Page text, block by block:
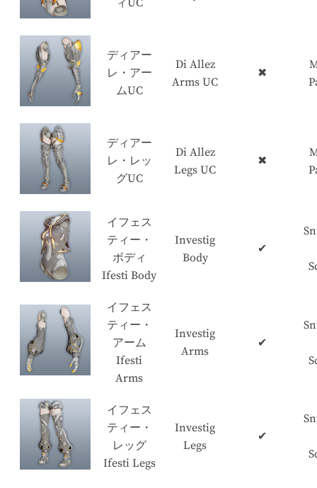
ディアー
レ・アー
ムUC
Di Allez
Arms UC
✖
ディアー
レ・レッ
グUC
Di Allez
Legs UC
✖
イフェス
ティー・
ボディ
Ifesti Body
Investig
Body
✔
イフェス
ティー・
アーム
Ifesti
Arms
Investig
Arms
✔
イフェス
ティー・
レッグ
Ifesti Legs
Investig
Legs
✔